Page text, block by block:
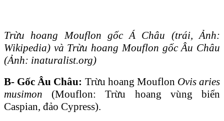
Trừu hoang Mouflon gốc Á Châu (trái, Ảnh:
Wikipedia) và Trừu hoang Mouflon gốc Âu Châu
(Ảnh: inaturalist.org)
B- Gốc Âu Châu: Trừu hoang Mouflon Ovis aries
musimon (Mouflon: Trừu hoang vùng biển
Caspian, đảo Cypress).